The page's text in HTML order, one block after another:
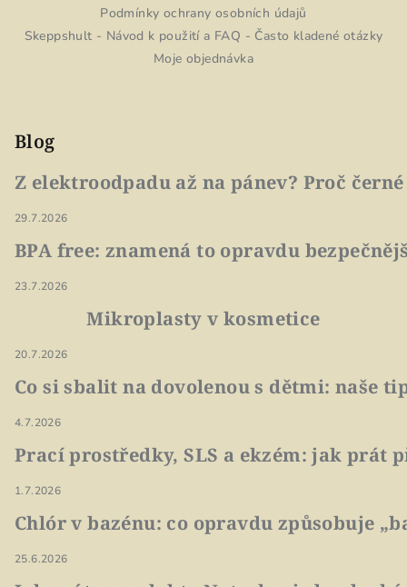
Podmínky ochrany osobních údajů
Skeppshult - Návod k použití a FAQ - Často kladené otázky
Moje objednávka
Blog
Z elektroodpadu až na pánev? Proč
29.7.2026
BPA free: znamená to opravdu
23.7.2026
Mikroplasty v kosmetice
20.7.2026
Co si sbalit na dovolenou s dětmi: naše
4.7.2026
Prací prostředky, SLS a ekzém: jak prát
1.7.2026
Chlór v bazénu: co opravdu způsobuje
25.6.2026